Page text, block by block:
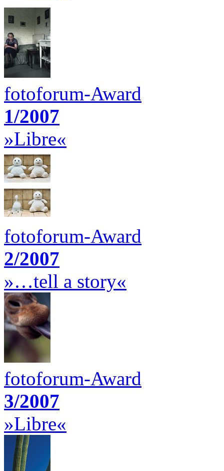
fotoforum-Award
1/2007
»Libre«
fotoforum-Award
2/2007
»…tell a story«
fotoforum-Award
3/2007
»Libre«